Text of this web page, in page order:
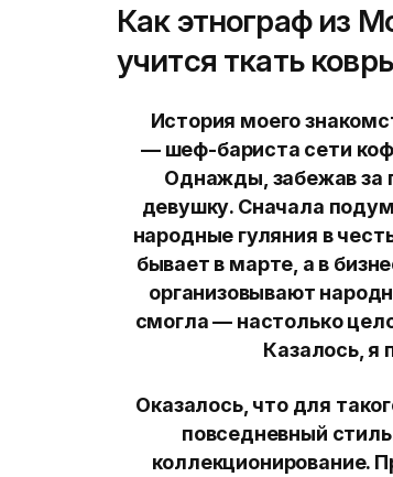
Как этнограф из
учится ткать
История моего
—шеф-бариста сети
Однажды, забежав за
девушку. Сначала
народные гуляния в
бывает в марте, а в
организовывают
смогла — настолько
Казалось, я
Оказалось, что для
повседневный
коллекционирование.